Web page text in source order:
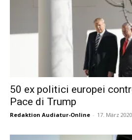
50 ex politici europei
Pace di Trump
Redaktion Audiatur-Online - 17. März 2020